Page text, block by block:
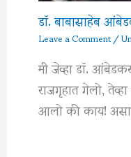
डॉ. बाबासाहेब
Leave a Comment/
मी जेव्हा डॉ.
राजगृहात गेलो,
आलो की काय!